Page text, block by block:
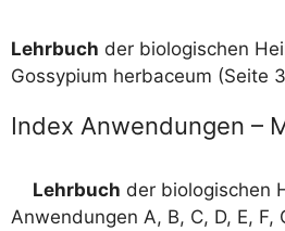
Lehr­buch der bio­lo­gi­schen
Gos­sy­pi­um her­bace­um (Sei­te
Index Anwendungen –
Lehr­buch der bio­lo­gi­schen
Anwen­dun­gen A, B, C, D, E, F,